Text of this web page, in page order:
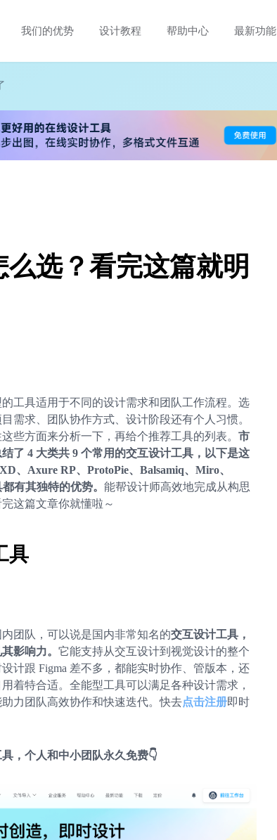
我们的优势 设计教程 帮助中心 最新功能
选？看完这篇就明
工具适用于不同的设计需求和团队工作流程。选
需求、团队协作方式、设计阶段还有个人习惯。
些方面来分析一下，再给个推荐工具的列表。 市
了 4 大类共 9 个常用的交互设计工具，以下是这
、Axure RP、ProtoPie、Balsamiq、Miro、
有其独特的优势。 能帮设计师高效地完成从构思
这篇文章你就懂啦～
具
团队，可以说是国内非常知名的交互设计工具，
影响力。 它能支持从交互设计到视觉设计的整个
计跟 Figma 差不多，都能实时协作、管版本，还
着特合适。全能型工具可以满足各种设计需求，
力团队高效协作和快速迭代。快去点击注册即时
，个人和中小团队永久免费👇